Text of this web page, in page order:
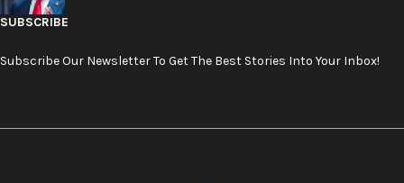
SUBSCRIBE
Subscribe Our Newsletter To Get The Best Stories Into Your Inbox!